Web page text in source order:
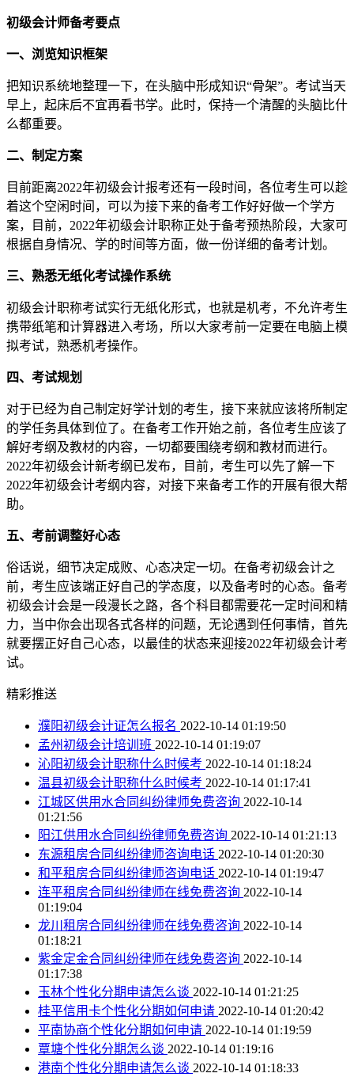
初级会计师备考要点
一、浏览知识框架
把知识系统地整理一下，在头脑中形成知识“骨架”。考试当天
早上，起床后不宜再看书学。此时，保持一个清醒的头脑比什
么都重要。
二、制定方案
目前距离2022年初级会计报考还有一段时间，各位考生可以趁
着这个空闲时间，可以为接下来的备考工作好好做一个学方
案，目前，2022年初级会计职称正处于备考预热阶段，大家可
根据自身情况、学的时间等方面，做一份详细的备考计划。
三、熟悉无纸化考试操作系统
初级会计职称考试实行无纸化形式，也就是机考，不允许考生
携带纸笔和计算器进入考场，所以大家考前一定要在电脑上模
拟考试，熟悉机考操作。
四、考试规划
对于已经为自己制定好学计划的考生，接下来就应该将所制定
的学任务具体到位了。在备考工作开始之前，各位考生应该了
解好考纲及教材的内容，一切都要围绕考纲和教材而进行。
2022年初级会计新考纲已发布，目前，考生可以先了解一下
2022年初级会计考纲内容，对接下来备考工作的开展有很大帮
助。
五、考前调整好心态
俗话说，细节决定成败、心态决定一切。在备考初级会计之
前，考生应该端正好自己的学态度，以及备考时的心态。备考
初级会计会是一段漫长之路，各个科目都需要花一定时间和精
力，当中你会出现各式各样的问题，无论遇到任何事情，首先
就要摆正好自己心态，以最佳的状态来迎接2022年初级会计考
试。
精彩推送
濮阳初级会计证怎么报名 2022-10-14 01:19:50
孟州初级会计培训班 2022-10-14 01:19:07
沁阳初级会计职称什么时候考 2022-10-14 01:18:24
温县初级会计职称什么时候考 2022-10-14 01:17:41
江城区供用水合同纠纷律师免费咨询 2022-10-14
01:21:56
阳江供用水合同纠纷律师免费咨询 2022-10-14 01:21:13
东源租房合同纠纷律师咨询电话 2022-10-14 01:20:30
和平租房合同纠纷律师咨询电话 2022-10-14 01:19:47
连平租房合同纠纷律师在线免费咨询 2022-10-14
01:19:04
龙川租房合同纠纷律师在线免费咨询 2022-10-14
01:18:21
紫金定金合同纠纷律师在线免费咨询 2022-10-14
01:17:38
玉林个性化分期申请怎么谈 2022-10-14 01:21:25
桂平信用卡个性化分期如何申请 2022-10-14 01:20:42
平南协商个性化分期如何申请 2022-10-14 01:19:59
覃塘个性化分期怎么谈 2022-10-14 01:19:16
港南个性化分期申请怎么谈 2022-10-14 01:18:33